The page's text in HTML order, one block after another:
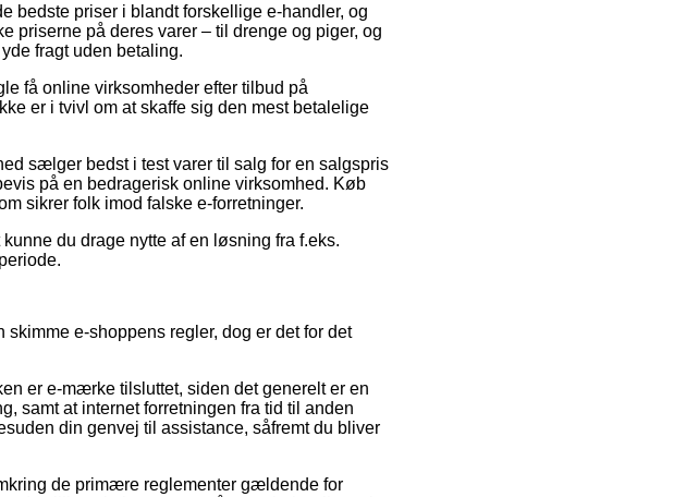
bedste priser i blandt forskellige e-handler, og
priserne på deres varer – til drenge og piger, og
fragt uden betaling.
få online virksomheder efter tilbud på
er i tvivl om at skaffe sig den mest betalelige
sælger bedst i test varer til salg for en salgspris
på en bedragerisk online virksomhed. Køb
sikrer folk imod falske e-forretninger.
du drage nytte af en løsning fra f.eks.
e-shoppens regler, dog er det for det
er e-mærke tilsluttet, siden det generelt er en
samt at internet forretningen fra tid til anden
din genvej til assistance, såfremt du bliver
de primære reglementer gældende for